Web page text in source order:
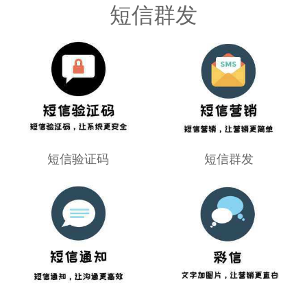
短信群发
短信验证码 短信群发